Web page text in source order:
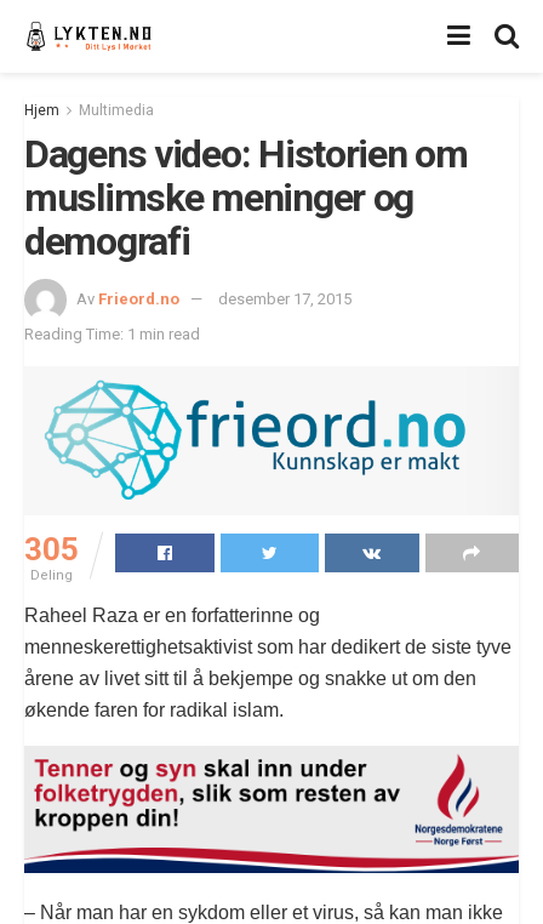
Hjem Multimedia
Dagens video: Historien om
muslimske meninger og
demografi
Av Frieord.no
desember 17, 2015
Reading Time: 1 min read
305
Deling
Raheel Raza er en forfatterinne og
menneskerettighetsaktivist som har dedikert de siste tyve
årene av livet sitt til å bekjempe og snakke ut om den
økende faren for radikal islam.
– Når man har en sykdom eller et virus, så kan man ikke